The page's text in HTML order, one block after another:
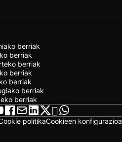
berriak
berriak
berriak
berriak
berriak
berriak
berriak
politikaCookieen konfigurazioa